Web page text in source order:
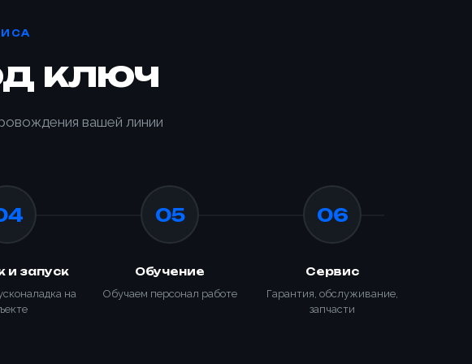
ключ
вашей линии
и запуск
на
05
Обучение
Обучаем персонал работе
06
Сервис
Гарантия, обслуживание,
запчасти